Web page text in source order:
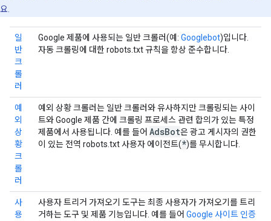
요.
일
반
크
롤
러
Google 제품에 사용되는 일반 크롤러(예: Googlebot)입니다.
자동 크롤링에 대한 robots.txt 규칙을 항상 준수합니다.
예
외
상
황
크
롤
러
예외 상황 크롤러는 일반 크롤러와 유사하지만 크롤링되는 사이
트와 Google 제품 간에 크롤링 프로세스 관련 합의가 있는 특정
제품에서 사용됩니다. 예를 들어 AdsBot은 광고 게시자의 권한
이 있는 전역 robots.txt 사용자 에이전트(*)를 무시합니다.
사
용
사용자 트리거 가져오기 도구는 최종 사용자가 가져오기를 트리
거하는 도구 및 제품 기능입니다. 예를 들어 Google 사이트 인증